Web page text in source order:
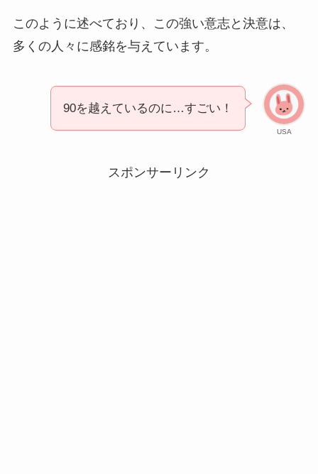
このように述べており、この強い意志と決意は、
多くの人々に感銘を与えています。
USA
90を越えているのに…すごい！
スポンサーリンク